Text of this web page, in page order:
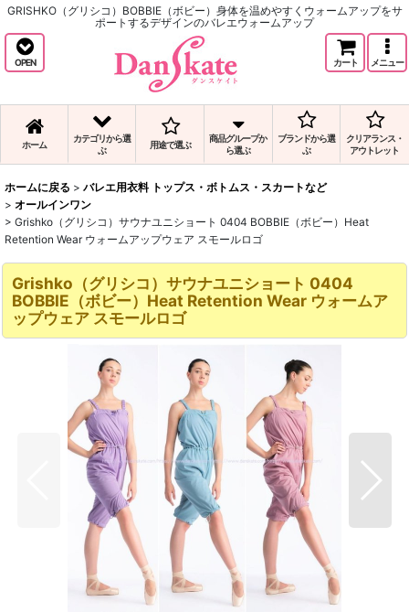
GRISHKO（グリシコ）BOBBIE（ボビー）身体を温めやすくウォームアップをサ
ポートするデザインのバレエウォームアップ
OPEN カート メニュー
ホーム
カテゴリから選
ぶ
用途で選ぶ
商品グループか
ら選ぶ
ブランドから選
ぶ
クリアランス・
アウトレット
ホームに戻る > バレエ用衣料 トップス・ボトムス・スカートなど
> オールインワン
> Grishko（グリシコ）サウナユニショート 0404 BOBBIE（ボビー）Heat
Retention Wear ウォームアップウェア スモールロゴ
Grishko（グリシコ）サウナユニショート 0404
BOBBIE（ボビー）Heat Retention Wear ウォームア
ップウェア スモールロゴ